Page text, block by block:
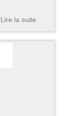
Lire la suite